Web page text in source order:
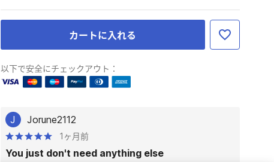
カートに入れる
以下で安全にチェックアウト：
J Jorune2112
1ヶ月前
You just don't need anything else